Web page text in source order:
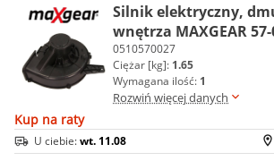
Silnik elektryczny,
wnętrza MAXGEAR
0510570027
Ciężar [kg]: 1.65
Wymagana ilość: 1
Rozwiń więcej danych
Kup na raty
U ciebie:wt. 11.08